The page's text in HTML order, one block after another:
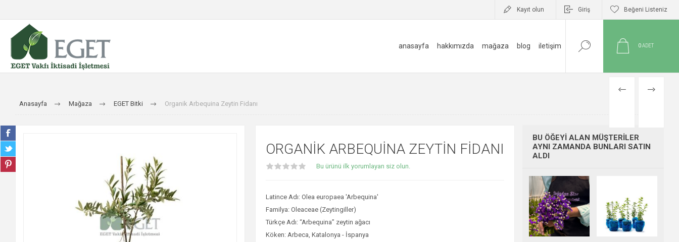
Kayıt olun Giriş Beğeni Listeniz
anasayfa hakkımızda mağaza blog i̇letişim 0ADET
Anasayfa Mağaza EGET Bitki Organik Arbequina Zeytin Fidanı
ÖNCEKISONRAKI
ORGANIK ARBEQUINA ZEYTIN FIDANI
Bu ürünü ilk yorumlayan siz olun.
Latince Adı: Olea europaea 'Arbequina'
Familya: Oleaceae (Zeytingiller)
Türkçe Adı: “Arbequina” zeytin ağacı
Köken: Arbeca, Katalonya - İspanya
BU ÖĞEYI ALAN MÜŞTERILER
AYNI ZAMANDA BUNLARI SATIN
ALDI